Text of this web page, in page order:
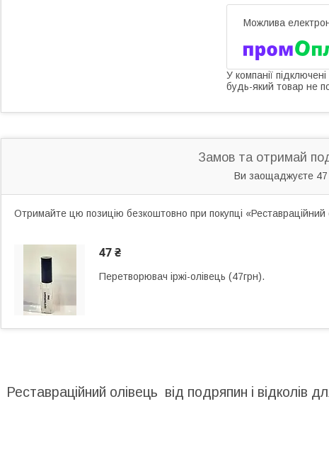
У компанії
будь-який товар не
Замов та отримай
Ви заощаджуєте
Отримайте цю позицію безкоштовно при покупці
47 ₴
Перетворювач іржі-олівець (47грн).
Реставраційний олівець від подряпин і